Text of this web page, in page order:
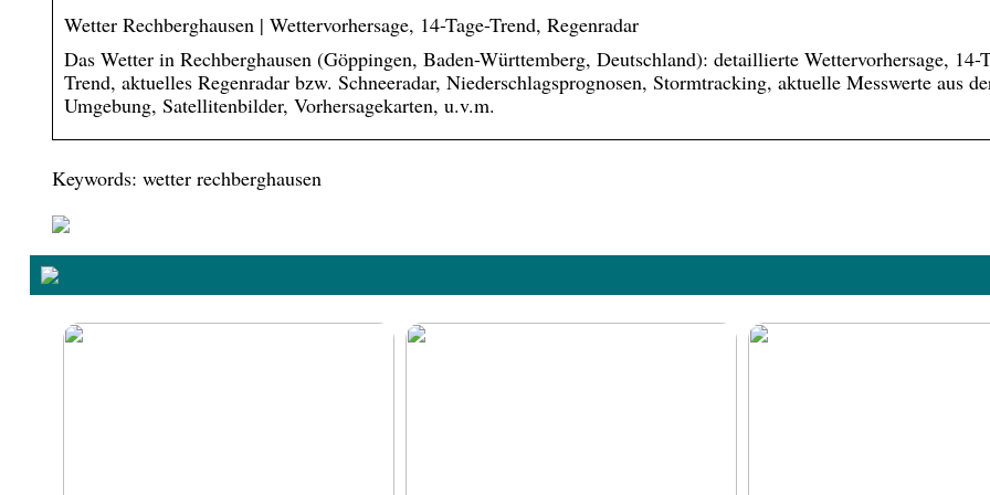
Wetter Rechberghausen | Wettervorhersage, 14-Tage-Trend, Regenradar
Das Wetter in Rechberghausen (Göppingen, Baden-Württemberg, Deutschland): detaillierte Wettervorhersage, 14-
Trend, aktuelles Regenradar bzw. Schneeradar, Niederschlagsprognosen, Stormtracking, aktuelle Messwerte aus
Umgebung, Satellitenbilder, Vorhersagekarten, u.v.m.
Keywords: wetter rechberghausen